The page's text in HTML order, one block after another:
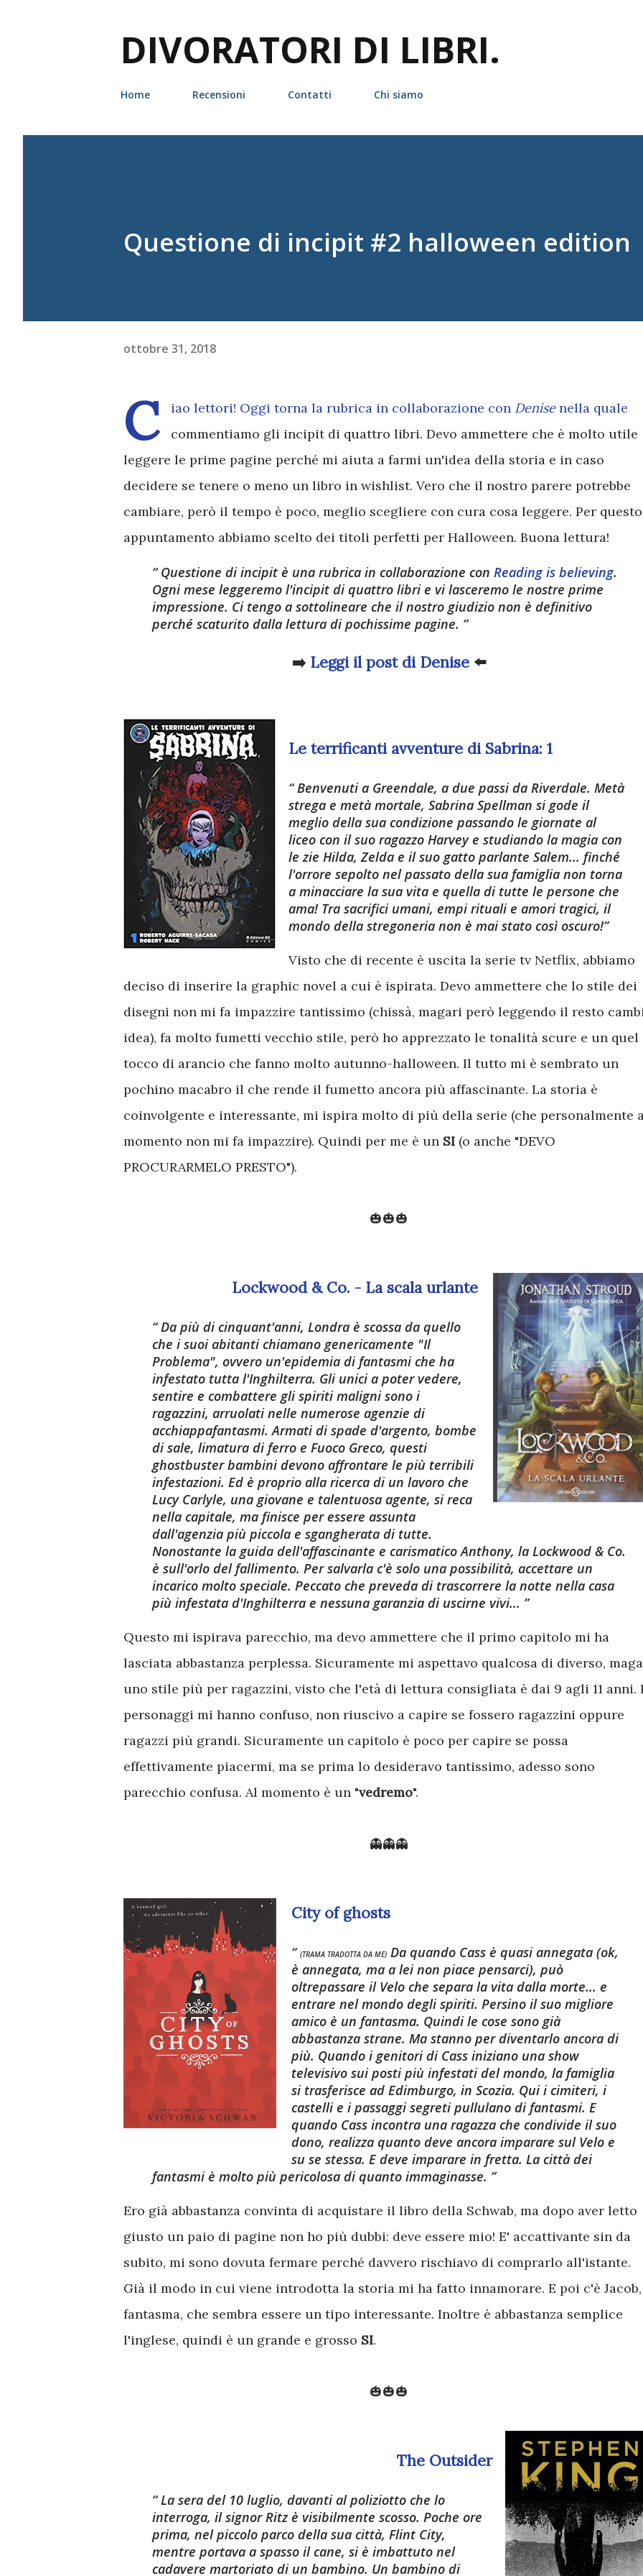
DIVORATORI DI LIBRI.
Home Recensioni Contatti Chi siamo
Questione di incipit #2 halloween edition
ottobre 31, 2018
C iao lettori! Oggi torna la rubrica in collaborazione con Denise nella quale
commentiamo gli incipit di quattro libri. Devo ammettere che è molto utile
leggere le prime pagine perché mi aiuta a farmi un'idea della storia e in caso
decidere se tenere o meno un libro in wishlist. Vero che il nostro parere potrebbe
cambiare, però il tempo è poco, meglio scegliere con cura cosa leggere. Per questo
appuntamento abbiamo scelto dei titoli perfetti per Halloween. Buona lettura!
Questione di incipit è una rubrica in collaborazione con Reading is believing.
Ogni mese leggeremo l'incipit di quattro libri e vi lasceremo le nostre prime
impressione. Ci tengo a sottolineare che il nostro giudizio non è definitivo
perché scaturito dalla lettura di pochissime pagine.
➡️ Leggi il post di Denise⬅️
Le terrificanti avventure di Sabrina: 1
Benvenuti a Greendale, a due passi da Riverdale. Metà
strega e metà mortale, Sabrina Spellman si gode il
meglio della sua condizione passando le giornate al
liceo con il suo ragazzo Harvey e studiando la magia con
le zie Hilda, Zelda e il suo gatto parlante Salem... finché
l'orrore sepolto nel passato della sua famiglia non torna
a minacciare la sua vita e quella di tutte le persone che
ama! Tra sacrifici umani, empi rituali e amori tragici, il
mondo della stregoneria non è mai stato così oscuro!
Visto che di recente è uscita la serie tv Netflix, abbiamo
deciso di inserire la graphic novel a cui è ispirata. Devo ammettere che lo stile dei
disegni non mi fa impazzire tantissimo (chissà, magari però leggendo il resto
idea), fa molto fumetti vecchio stile, però ho apprezzato le tonalità scure e un quel
tocco di arancio che fanno molto autunno-halloween. Il tutto mi è sembrato un
pochino macabro il che rende il fumetto ancora più affascinante. La storia è
coinvolgente e interessante, mi ispira molto di più della serie (che personalmente
momento non mi fa impazzire). Quindi per me è un SI (o anche "DEVO
PROCURARMELO PRESTO").
🎃🎃🎃
Lockwood & Co. - La scala urlante
Da più di cinquant'anni, Londra è scossa da quello
che i suoi abitanti chiamano genericamente "Il
Problema", ovvero un'epidemia di fantasmi che ha
infestato tutta l'Inghilterra. Gli unici a poter vedere,
sentire e combattere gli spiriti maligni sono i
ragazzini, arruolati nelle numerose agenzie di
acchiappafantasmi. Armati di spade d'argento, bombe
di sale, limatura di ferro e Fuoco Greco, questi
ghostbuster bambini devono affrontare le più terribili
infestazioni. Ed è proprio alla ricerca di un lavoro che
Lucy Carlyle, una giovane e talentuosa agente, si reca
nella capitale, ma finisce per essere assunta
dall'agenzia più piccola e sgangherata di tutte.
Nonostante la guida dell'affascinante e carismatico Anthony, la Lockwood & Co.
è sull'orlo del fallimento. Per salvarla c'è solo una possibilità, accettare un
incarico molto speciale. Peccato che preveda di trascorrere la notte nella casa
più infestata d'Inghilterra e nessuna garanzia di uscirne vivi...
Questo mi ispirava parecchio, ma devo ammettere che il primo capitolo mi ha
lasciata abbastanza perplessa. Sicuramente mi aspettavo qualcosa di diverso,
uno stile più per ragazzini, visto che l'età di lettura consigliata è dai 9 agli 11 anni.
personaggi mi hanno confuso, non riuscivo a capire se fossero ragazzini oppure
ragazzi più grandi. Sicuramente un capitolo è poco per capire se possa
effettivamente piacermi, ma se prima lo desideravo tantissimo, adesso sono
parecchio confusa. Al momento è un "vedremo".
👻👻👻
City of ghosts
(TRAMA TRADOTTA DA ME) Da quando Cass è quasi annegata (ok,
è annegata, ma a lei non piace pensarci), può
oltrepassareil Velo che separa la vita dalla morte... e
entrare nel mondo degli spiriti. Persino il suo migliore
amico è un fantasma. Quindi le cose sono già
abbastanza strane. Ma stanno per diventarlo ancora di
più. Quando i genitori di Cass iniziano una show
televisivo sui posti più infestati del mondo, la famiglia
si trasferisce ad Edimburgo, in Scozia. Qui i cimiteri, i
castelli e i passaggi segreti pullulano di fantasmi. E
quando Cass incontra una ragazza che condivide il suo
dono, realizza quanto deve ancora imparare sul Velo e
su se stessa. E deve imparare in fretta. La città dei
fantasmi è molto più pericolosa di quanto immaginasse.
Ero già abbastanza convinta di acquistare il libro della Schwab, ma dopo aver letto
giusto un paio di pagine non ho più dubbi: deve essere mio! E' accattivante sin da
subito, mi sono dovuta fermare perché davvero rischiavo di comprarlo all'istante.
Già il modo in cui viene introdotta la storia mi ha fatto innamorare. E poi c'è
fantasma, che sembra essere un tipo interessante. Inoltre è abbastanza semplice
l'inglese, quindi è un grande e grosso SI.
🎃🎃🎃
The Outsider
La sera del 10 luglio, davanti al poliziotto che lo
interroga, il signor Ritz è visibilmente scosso. Poche ore
prima, nel piccolo parco della sua città, Flint City,
mentre portava a spasso il cane, si è imbattuto nel
cadavere martoriato di un bambino. Un bambino di